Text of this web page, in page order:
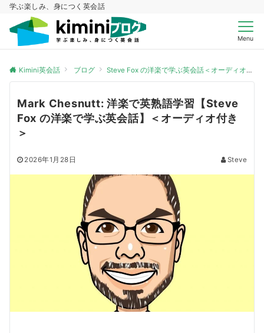
学ぶ楽しみ、身につく英会話
Menu
Kimini英会話 ブログ Steve Fox の洋楽で学ぶ英会話＜オーディオ付き＞
Mark Chesnutt: 洋楽で英熟語学習【Steve
Fox の洋楽で学ぶ英会話】＜オーディオ付き
＞
2026年1月28日 Steve